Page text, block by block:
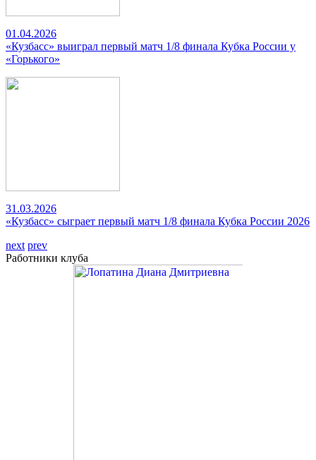
01.04.2026
«Кузбасс» выиграл первый матч 1/8 финала Кубка России у
«Горького»
31.03.2026
«Кузбасс» сыграет первый матч 1/8 финала Кубка России 2026
next prev
Работники клуба